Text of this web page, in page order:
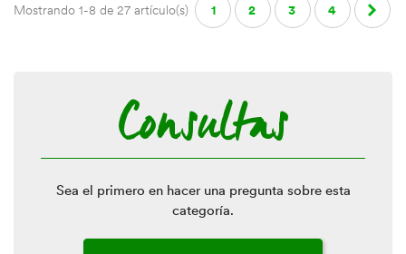
Mostrando 1-8 de 27 artículo(s) 1 2 3 4
Consultas
Sea el primero en hacer una pregunta sobre esta
categoría.